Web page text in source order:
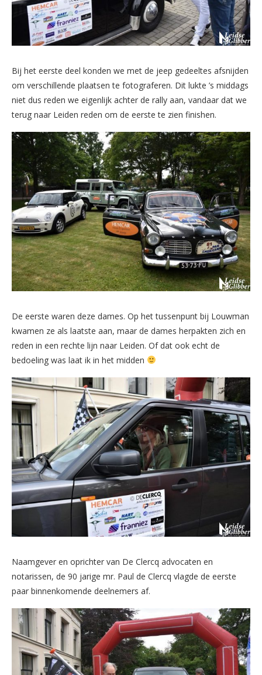
Bij het eerste deel konden we met de jeep gedeeltes afsnijden
om verschillende plaatsen te fotograferen. Dit lukte ’s middags
niet dus reden we eigenlijk achter de rally aan, vandaar dat we
terug naar Leiden reden om de eerste te zien finishen.
De eerste waren deze dames. Op het tussenpunt bij Louwman
kwamen ze als laatste aan, maar de dames herpakten zich en
reden in een rechte lijn naar Leiden. Of dat ook echt de
bedoeling was laat ik in het midden
Naamgever en oprichter van De Clercq advocaten en
notarissen, de 90 jarige mr. Paul de Clercq vlagde de eerste
paar binnenkomende deelnemers af.